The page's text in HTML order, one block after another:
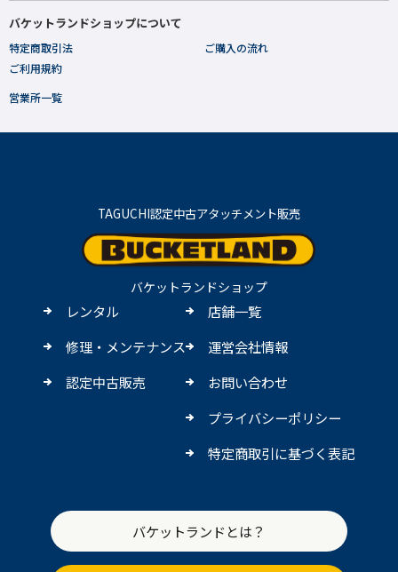
バケットランドショップについて
特定商取引法
ご利用規約
ご購入の流れ
営業所一覧
TAGUCHI認定中古アタッチメント販売
バケットランドショップ
レンタル
修理・メンテナンス
認定中古販売
店舗一覧
運営会社情報
お問い合わせ
プライバシーポリシー
特定商取引に基づく表記
バケットランドとは？